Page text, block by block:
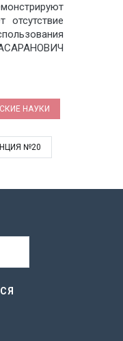
НАУКИ
№20